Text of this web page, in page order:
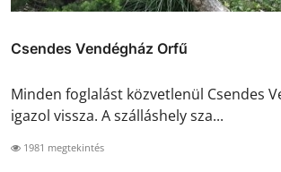
Csendes Vendégház Orfű
Minden foglalást közvetlenül Csendes
igazol vissza. A szálláshely sza...
1981 megtekintés